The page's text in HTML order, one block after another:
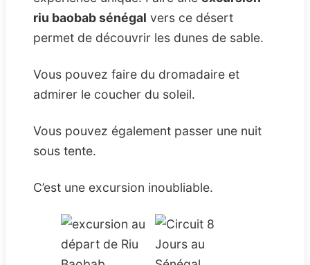
riu baobab sénégal vers ce désert
permet de découvrir les dunes de sable.
Vous pouvez faire du dromadaire et
admirer le coucher du soleil.
Vous pouvez également passer une nuit
sous tente.
C’est une excursion inoubliable.